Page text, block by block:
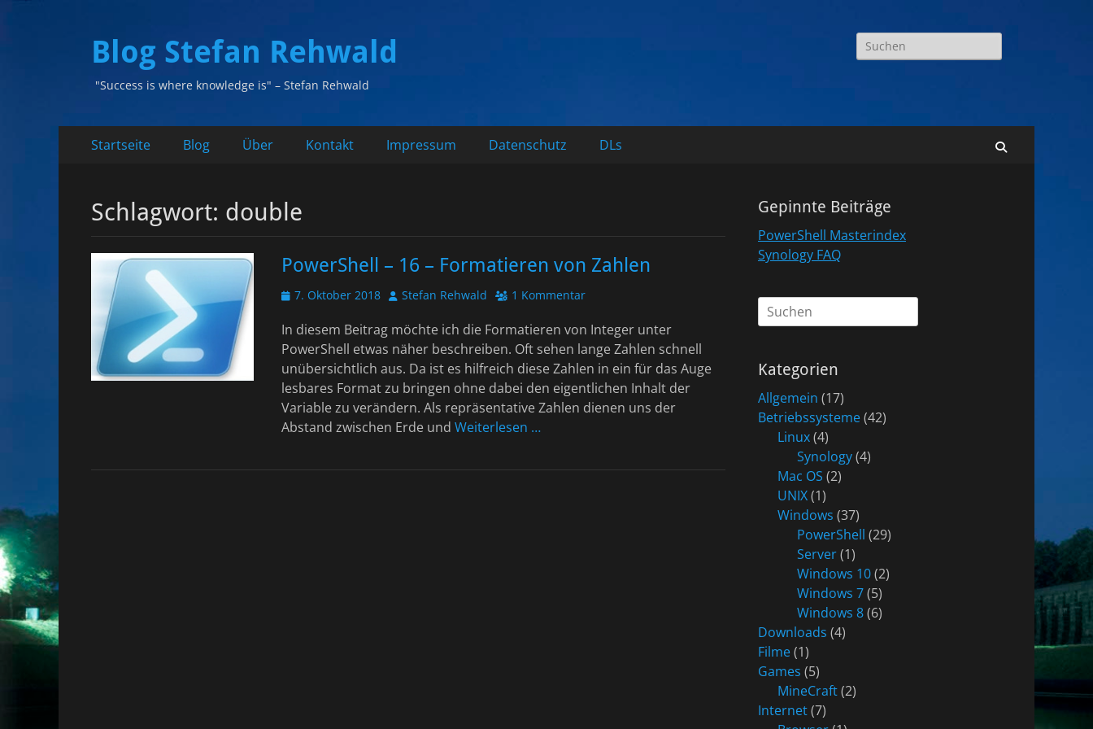
Blog Stefan Rehwald
"Success is where knowledge is" – Stefan Rehwald
Suchen
nach:
Primäres
Inhalt
Startseite Blog Über Kontakt Impressum Datenschutz DLs
Schlagwort: double
PowerShell – 16 – Formatieren von Zahlen
Veröffentlicht
7. Oktober 2018 AutorStefan Rehwald 1 Kommentar
In diesem Beitrag möchte ich die Formatieren von Integer unter
PowerShell etwas näher beschreiben. Oft sehen lange Zahlen schnell
unübersichtlich aus. Da ist es hilfreich diese Zahlen in ein für das Auge
lesbares Format zu bringen ohne dabei den eigentlichen Inhalt der
Variable zu verändern. Als repräsentative Zahlen dienen uns der
Abstand zwischen Erde und Weiterlesen …
Gepinnte Beiträge
PowerShell Masterindex
Synology FAQ
Suchen
nach:
Kategorien
Allgemein (17)
Betriebssysteme(42)
Linux(4)
Synology(4)
Mac OS (2)
UNIX(1)
Windows (37)
PowerShell (29)
Server(1)
Windows 10(2)
Windows 7(5)
Windows 8(6)
Downloads (4)
Filme(1)
Games (5)
MineCraft(2)
Internet(7)